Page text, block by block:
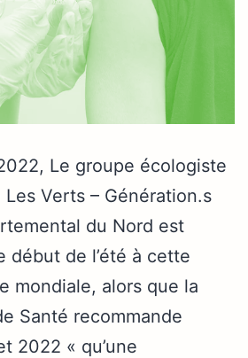
Le groupe écologiste
Verts – Génération.s
du Nord est
début de l’été à cette
mondiale, alors que la
Santé recommande
2022 « qu’une